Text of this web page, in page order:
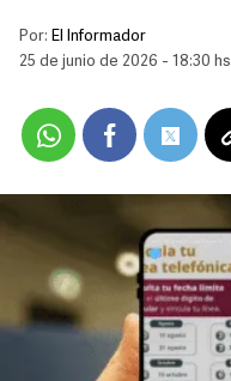
Por: El Informador
25 de junio de 2026 - 18:30 hs